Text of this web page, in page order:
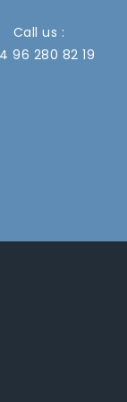
Call us :
96 280 82 19